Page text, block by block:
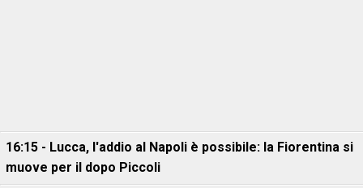
16:15 - Lucca, l'addio al Napoli è possibile: la Fiorentina si
muove per il dopo Piccoli